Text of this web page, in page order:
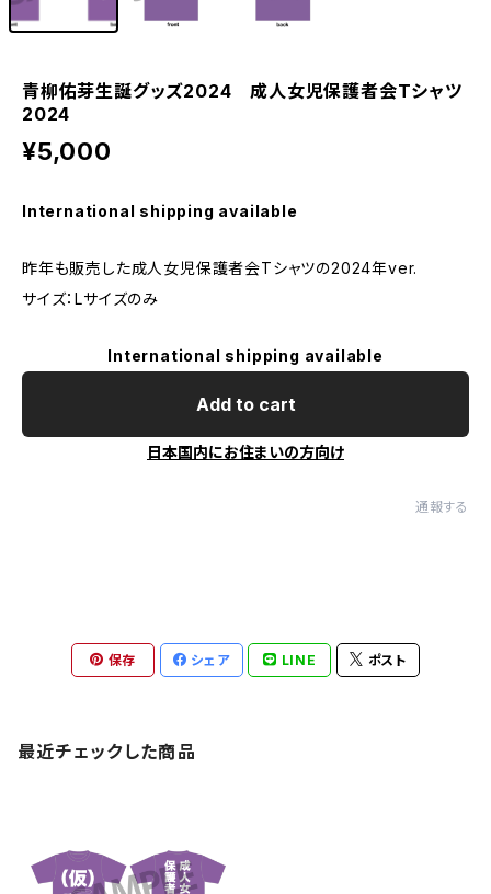
青柳佑芽生誕グッズ2024 成人女児保護者会Tシャツ
2024
¥5,000
International shipping available
昨年も販売した成人女児保護者会Tシャツの2024年ver.
サイズ：Lサイズのみ
International shipping available
Add to cart
日本国内にお住まいの方向け
通報する
保存 シェア LINE ポスト
最近チェックした商品